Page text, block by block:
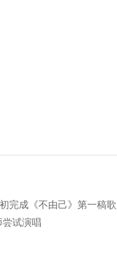
完成《不由己》第一稿歌
试演唱